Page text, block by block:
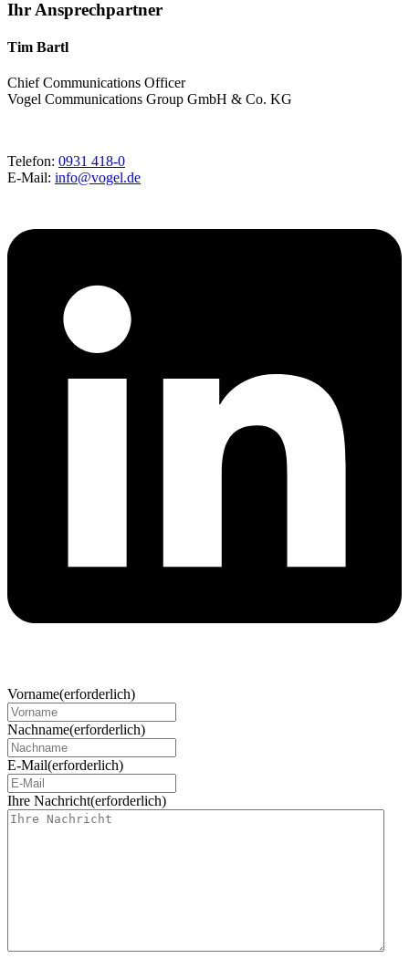
Ihr Ansprechpartner
Tim Bartl
Chief Communications Officer
Vogel Communications Group GmbH & Co. KG
Telefon: 0931 418-0
E-Mail: info@vogel.de
Vorname(erforderlich)
Nachname(erforderlich)
E-Mail(erforderlich)
Ihre Nachricht(erforderlich)